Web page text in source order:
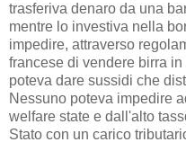
trasferiva denaro da una
mentre lo investiva nella
impedire, attraverso
francese di vendere birra
poteva dare sussidi che
Nessuno poteva impedire
welfare state e dall'alto
Stato con un carico